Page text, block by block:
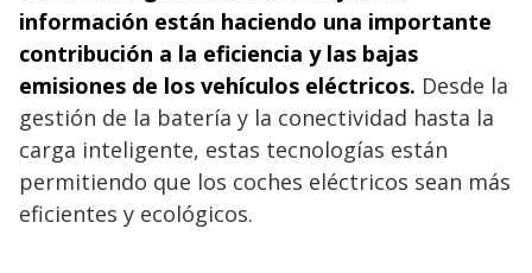
información están haciendo una importante
contribución a la eficiencia y las bajas
emisiones de los vehículos eléctricos. Desde la
gestión de la batería y la conectividad hasta la
carga inteligente, estas tecnologías están
permitiendo que los coches eléctricos sean más
eficientes y ecológicos.